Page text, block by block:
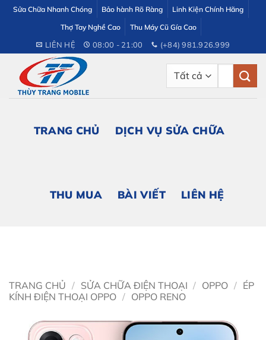
dung
Sửa Chữa Nhanh Chóng Bảo hành Rõ Ràng
Linh Kiện Chính Hãng
Thợ Tay Nghề Cao
Thu Máy Cũ Gía Cao
LIÊN HỆ 08:00 - 21:00 (+84) 981.926.999
TRANG CHỦ DỊCH VỤ SỬA CHỮA
THU MUA BÀI VIẾT LIÊN HỆ
TRANG CHỦ / SỬA CHỮA ĐIỆN THOẠI / OPPO / ÉP
KÍNH ĐIỆN THOẠI OPPO / OPPO RENO